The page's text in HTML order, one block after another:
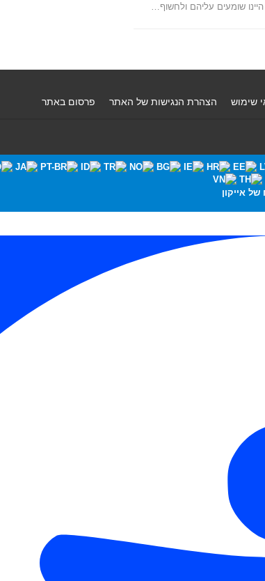
שומעים עליהם ולחשוף…
שימוש הצהרת הנגישות של האתר פרסום באתר